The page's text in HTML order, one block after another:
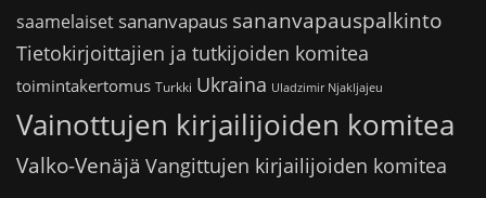
saamelaiset sananvapaus sananvapauspalkinto
Tietokirjoittajien ja tutkijoiden komitea
toimintakertomus Turkki Ukraina Uladzimir Njakljajeu
Vainottujen kirjailijoiden komitea
Valko-Venäjä Vangittujen kirjailijoiden komitea